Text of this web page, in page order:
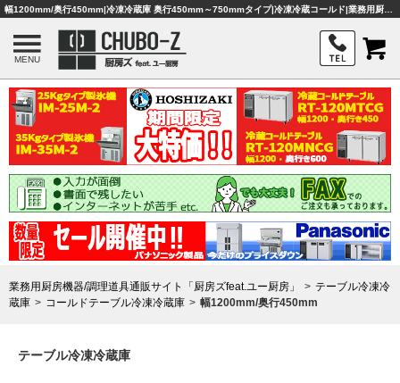
MENU
業務用厨房機器/調理道具通販サイト「厨房ズfeat.ユー厨房」
テーブル冷凍冷
蔵庫
コールドテーブル冷凍冷蔵庫 幅1200mm/奥行450mm
テーブル冷凍冷蔵庫